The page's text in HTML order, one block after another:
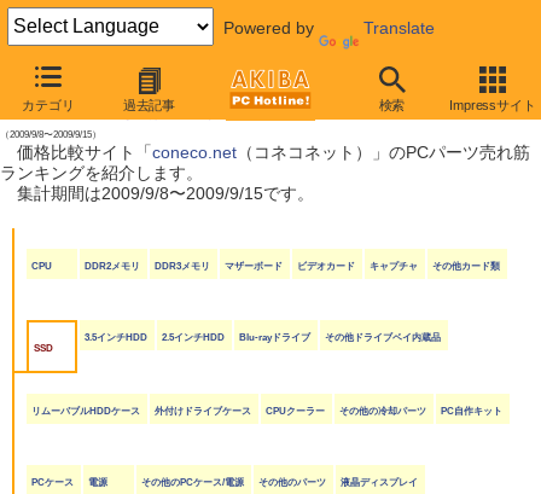
Powered by Translate
カテゴリ 過去記事 検索 Impressサイト
【 2009年9月19日号 】
coneco.net売れ筋ランキング
（2009/9/8〜2009/9/15）
価格比較サイト「coneco.net（コネコネット）」のPCパーツ売れ筋
ランキングを紹介します。
集計期間は2009/9/8〜2009/9/15です。
CPU DDR2メモリ DDR3メモリ マザーボード ビデオカード キャプチャ その他カード類
SSD
3.5インチHDD 2.5インチHDD Blu-rayドライブ その他ドライブベイ内蔵品
リムーバブルHDDケース 外付けドライブケース CPUクーラー その他の冷却パーツ PC自作キット
PCケース 電源 その他のPCケース/電源 その他のパーツ 液晶ディスプレイ